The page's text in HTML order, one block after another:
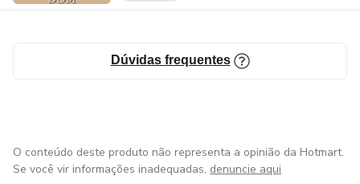
Dúvidas frequentes
O conteúdo deste produto não representa a opinião da Hotmart.
Se você vir informações inadequadas, denuncie aqui